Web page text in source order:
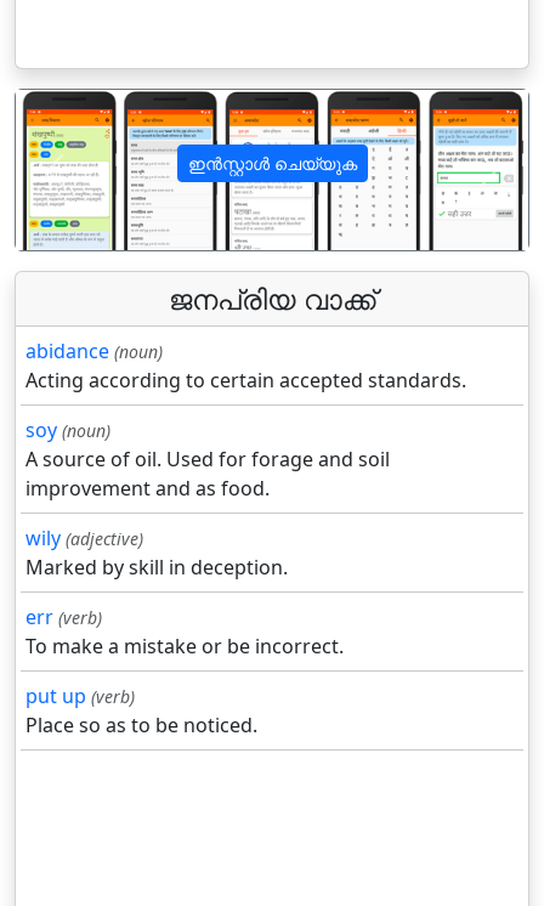
ഇൻസ്റ്റാൾ ചെയ്യുക
पिछला अगला
ജനപ്രിയ വാക്ക്
abidance (noun)
Acting according to certain accepted standards.
soy (noun)
A source of oil. Used for forage and soil
improvement and as food.
wily (adjective)
Marked by skill in deception.
err (verb)
To make a mistake or be incorrect.
put up (verb)
Place so as to be noticed.